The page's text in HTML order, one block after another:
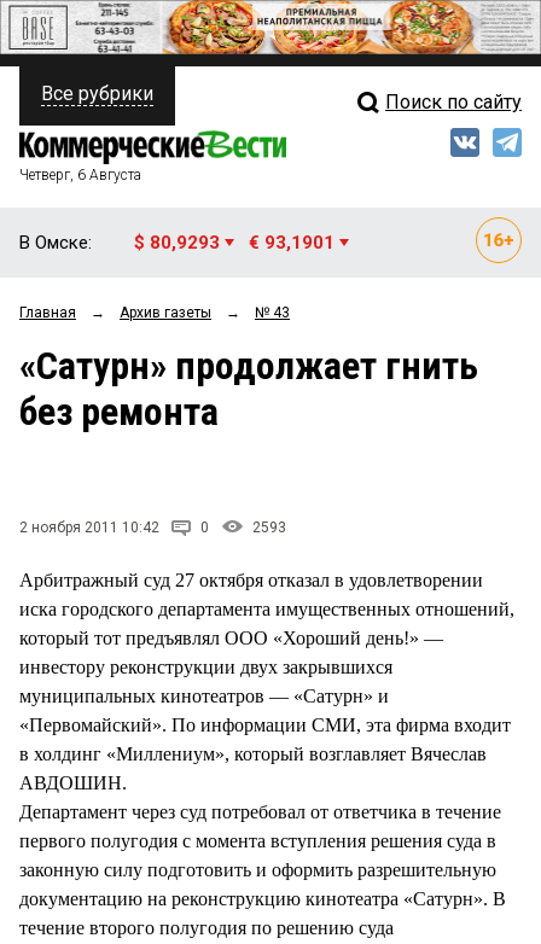
ПОЛИТИКА
ФИНАНСЫ
ОБЩЕСТВО
ЗАКОН
НОВОСТИ КОМПАНИЙ
СТИЛЬ ЖИЗНИ
Свежий выпуск
Рейтинги
Все рубрики Поиск по сайту
Четверг, 6 Августа
В Омске: $ 80,9293 € 93,1901
Главная → Архив газеты → № 43
«Сатурн» продолжает гнить
без ремонта
2 ноября 2011 10:42 0 2593
Арбитражный суд 27 октября отказал в удовлетворении
иска городского департамента имущественных отношений,
который тот предъявлял ООО «Хороший день!» —
инвестору реконструкции двух закрывшихся
муниципальных кинотеатров — «Сатурн» и
«Первомайский». По информации СМИ, эта фирма входит
в холдинг «Миллениум», который возглавляет Вячеслав
АВДОШИН.
Департамент через суд потребовал от ответчика в течение
первого полугодия с момента вступления решения суда в
законную силу подготовить и оформить разрешительную
документацию на реконструкцию кинотеатра «Сатурн». В
течение второго полугодия по решению суда